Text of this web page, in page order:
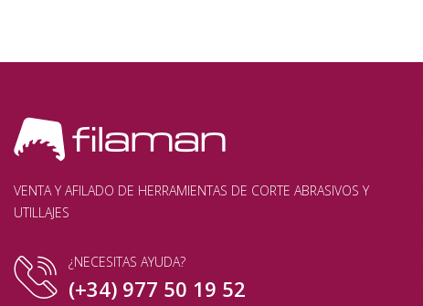
VENTA Y AFILADO DE HERRAMIENTAS DE CORTE ABRASIVOS Y
UTILLAJES
¿NECESITAS AYUDA?
(+34) 977 50 19 52